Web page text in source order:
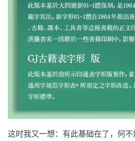
这时我又一想：有此基础在了，何